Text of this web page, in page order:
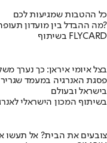
כל ההטבות שמגיעות לכם
מה ההבדל בין מועדון תעופה וכרטיס אשראי?
בשיתוף FLYCARD
בצל איומי איראן: כך נערך
פסגת האנרגיה במעמד
בישראל ובעולם
בשיתוף המכון הישראלי
צובעים את הבית? אל תעשו